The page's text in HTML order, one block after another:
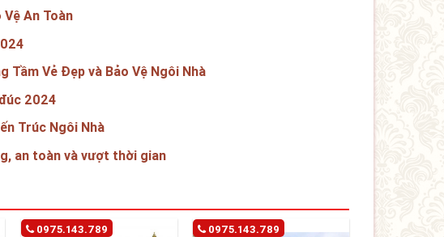
An Toàn
Tầm Vẻ Đẹp và Bảo Vệ Ngôi Nhà
2024
Trúc Ngôi Nhà
an toàn và vượt thời gian
0975.143.789
0975.143.789